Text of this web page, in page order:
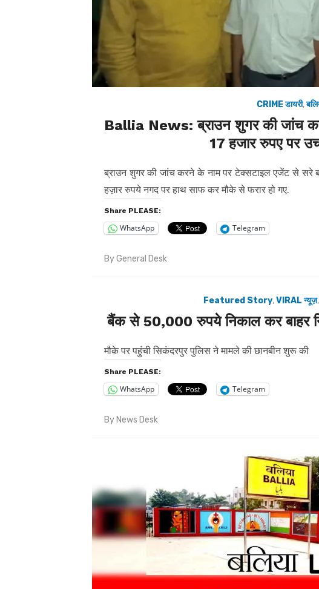
CRIME डायरी,
Ballia News: ब्राउन शुगर की जांच
17 हजार रुपए पर
ब्राउन शुगर की जांच करने के नाम पर टेक्सटाइल एजेंट से सरे
हज़ार रुपये नगद पर हाथ साफ कर मौके से फरार हो गए.
Share PLEASE:
WhatsApp Telegram
ByGeneral Desk
Featured Story,VIRAL न्यूज़
बैंक से 50,000 रुपये निकाल कर बाहर
मौके पर पहुंची सिकंदरपुर पुलिस ने मामले की छानबीन शुरू की
Share PLEASE:
WhatsApp Telegram
By News Desk